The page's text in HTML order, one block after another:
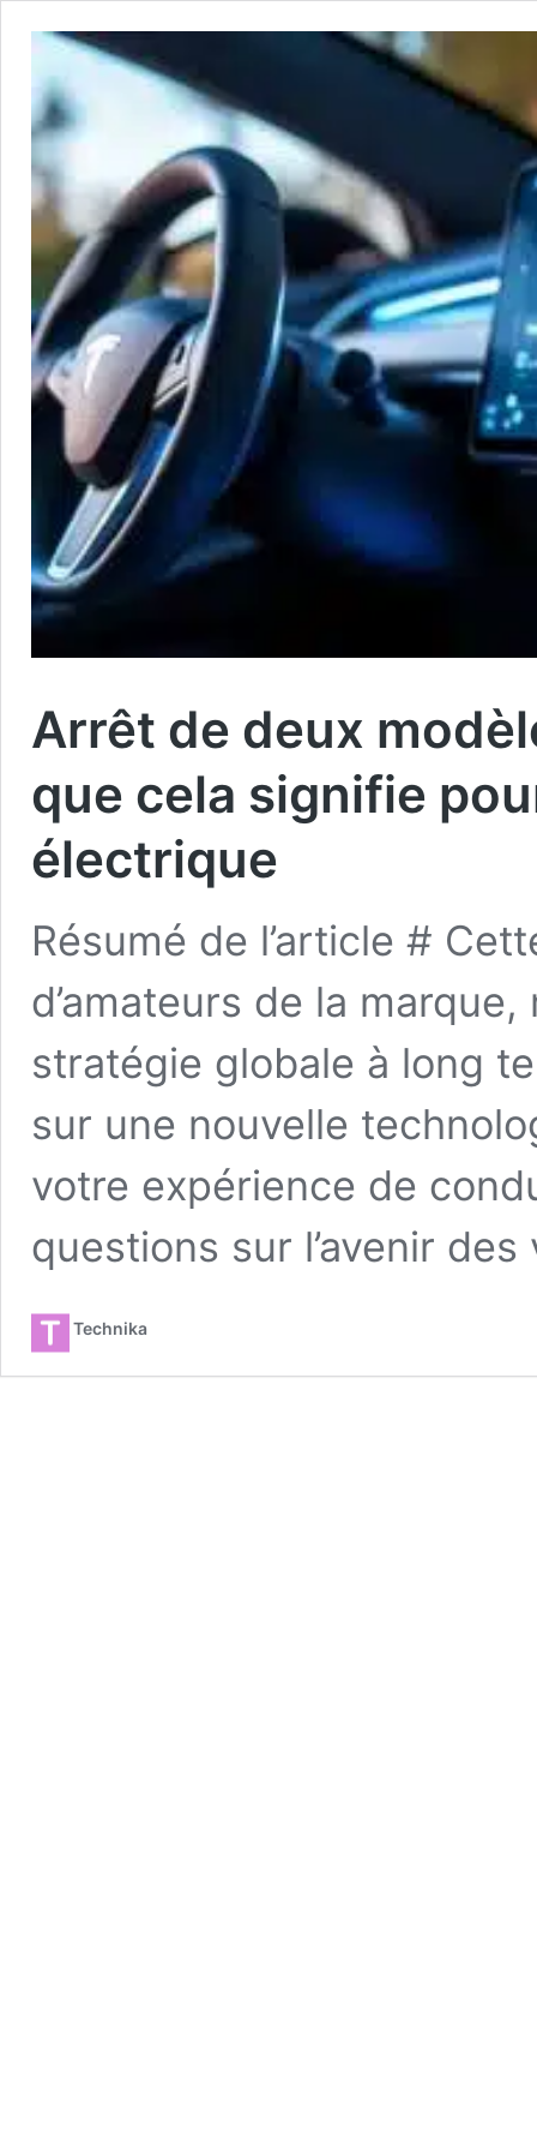
Arrêt de deux
que cela signifie
électrique
Résumé de l’article #
d’amateurs de la
stratégie globale à long
sur une nouvelle
votre expérience de
questions sur l’avenir
Technika